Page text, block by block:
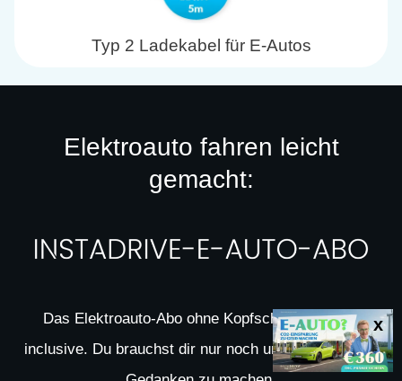
Typ 2 Ladekabel für E-Autos
Elektroauto fahren leicht
gemacht:
Das Elektroauto-Abo ohne Kopfschmerzen: All-
inclusive. Du brauchst dir nur noch um deine Freizeit